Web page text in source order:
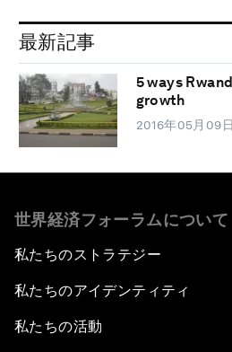
最新記事
5 ways
growth
2016年05月09日
世界経済フォーラムについて
私たちのストラテジー
私たちのアイデンティティ
私たちの活動